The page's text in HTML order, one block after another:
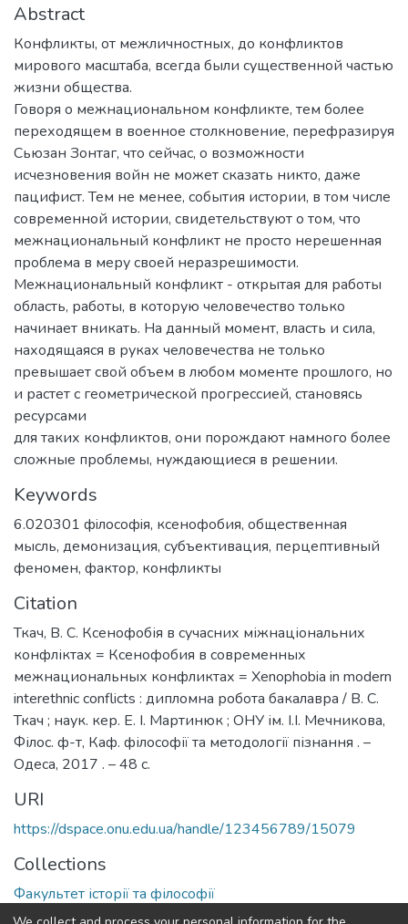
Abstract
Конфликты, от межличностных, до конфликтов
мирового масштаба, всегда были существенной частью
жизни общества.
Говоря о межнациональном конфликте, тем более
переходящем в военное столкновение, перефразируя
Сьюзан Зонтаг, что сейчас, о возможности
исчезновения войн не может сказать никто, даже
пацифист. Тем не менее, события истории, в том числе
современной истории, свидетельствуют о том, что
межнациональный конфликт не просто нерешенная
проблема в меру своей неразрешимости.
Межнациональный конфликт - открытая для работы
область, работы, в которую человечество только
начинает вникать. На данный момент, власть и сила,
находящаяся в руках человечества не только
превышает свой объем в любом моменте прошлого, но
и растет с геометрической прогрессией, становясь
ресурсами
для таких конфликтов, они порождают намного более
сложные проблемы, нуждающиеся в решении.
Keywords
6.020301 фiлософiя, ксенофобия, общественная
мысль, демонизация, субъективация, перцептивный
феномен, фактор, конфликты
Citation
Ткач, В. С. Ксенофобія в сучасних міжнаціональних
конфліктах = Ксенофобия в современных
межнациональных конфликтах = Xenophobia in modern
interethnic conflicts : дипломна робота бакалавра / В. С.
Ткач ; наук. кер. Е. І. Мартинюк ; ОНУ ім. І.І. Мечникова,
Філос. ф-т, Каф. філософії та методології пізнання . –
Одеса, 2017 . – 48 с.
URI
https://dspace.onu.edu.ua/handle/123456789/15079
Collections
Факультет історії та філософії